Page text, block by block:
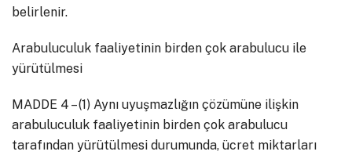
belirlenir.
Arabuluculuk faaliyetinin birden çok arabulucu ile
yürütülmesi
MADDE 4 – (1) Aynı uyuşmazlığın çözümüne ilişkin
arabuluculuk faaliyetinin birden çok arabulucu
tarafından yürütülmesi durumunda, ücret miktarları